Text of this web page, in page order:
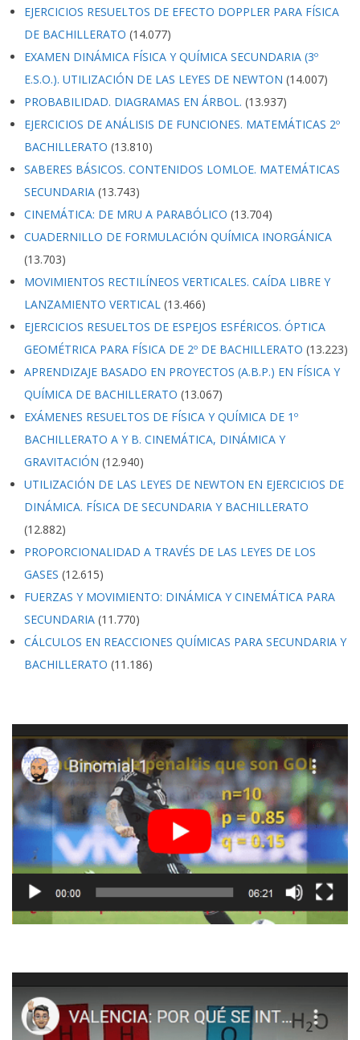
EJERCICIOS RESUELTOS DE EFECTO DOPPLER PARA FÍSICA
DE BACHILLERATO (14.077)
EXAMEN DINÁMICA FÍSICA Y QUÍMICA SECUNDARIA (3º
E.S.O.). UTILIZACIÓN DE LAS LEYES DE NEWTON (14.007)
PROBABILIDAD. DIAGRAMAS EN ÁRBOL. (13.937)
EJERCICIOS DE ANÁLISIS DE FUNCIONES. MATEMÁTICAS 2º
BACHILLERATO (13.810)
SABERES BÁSICOS. CONTENIDOS LOMLOE. MATEMÁTICAS
SECUNDARIA (13.743)
CINEMÁTICA: DE MRU A PARABÓLICO (13.704)
CUADERNILLO DE FORMULACIÓN QUÍMICA INORGÁNICA
(13.703)
MOVIMIENTOS RECTILÍNEOS VERTICALES. CAÍDA LIBRE Y
LANZAMIENTO VERTICAL (13.466)
EJERCICIOS RESUELTOS DE ESPEJOS ESFÉRICOS. ÓPTICA
GEOMÉTRICA PARA FÍSICA DE 2º DE BACHILLERATO (13.223)
APRENDIZAJE BASADO EN PROYECTOS (A.B.P.) EN FÍSICA Y
QUÍMICA DE BACHILLERATO (13.067)
EXÁMENES RESUELTOS DE FÍSICA Y QUÍMICA DE 1º
BACHILLERATO A Y B. CINEMÁTICA, DINÁMICA Y
GRAVITACIÓN (12.940)
UTILIZACIÓN DE LAS LEYES DE NEWTON EN EJERCICIOS DE
DINÁMICA. FÍSICA DE SECUNDARIA Y BACHILLERATO
(12.882)
PROPORCIONALIDAD A TRAVÉS DE LAS LEYES DE LOS
GASES (12.615)
FUERZAS Y MOVIMIENTO: DINÁMICA Y CINEMÁTICA PARA
SECUNDARIA (11.770)
CÁLCULOS EN REACCIONES QUÍMICAS PARA SECUNDARIA Y
BACHILLERATO (11.186)